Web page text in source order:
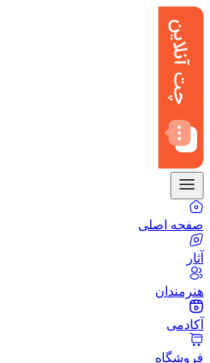
صفحه اصلی
آثار
هنرمندان
آکادمی
فروشگاه